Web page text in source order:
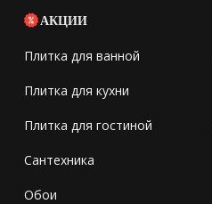
АКЦИИ
Плитка для ванной
Плитка для кухни
Плитка для гостиной
Сантехника
Обои